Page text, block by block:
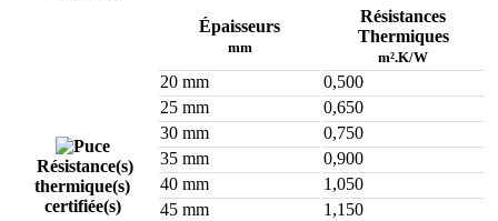
Résistance(s)
thermique(s)
certifiée(s)
Épaisseurs
mm
Résistances
Thermiques
m².K/W
20 mm
0,500
25 mm
0,650
30 mm
0,750
35 mm
0,900
40 mm
1,050
45 mm
1,150